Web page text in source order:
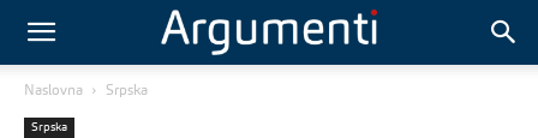
Naslovna Srpska
Srpska